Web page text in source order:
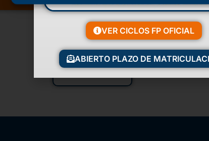
Volver a inicio
VER CICLOS FP OFICIAL
ABIERTO PLAZO DE